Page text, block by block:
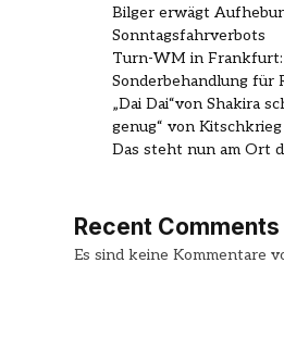
Bilger erwägt
Sonntagsfahrverbots
Turn-WM in Frankfurt:
Sonderbehandlung für
„Dai Dai“von Shakira
genug“ von Kitschkrieg
Das steht nun am Ort
Recent Comments
Es sind keine Kommentare